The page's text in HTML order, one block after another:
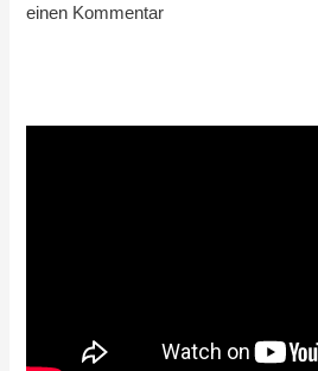
einen Kommentar